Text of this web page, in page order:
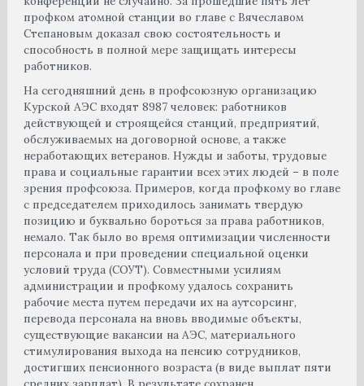
профком атомной станции во главе с Вячеславом
Степановым доказал свою состоятельность и
способность в полной мере защищать интересы
работников.
На сегодняшний день в профсоюзную организацию
Курской АЭС входят 8987 человек: работников
действующей и строящейся станций, предприятий,
обслуживаемых на договорной основе, а также
неработающих ветеранов. Нужды и заботы, трудовые
права и социальные гарантии всех этих людей – в поле
зрения профсоюза. Примеров, когда профкому во главе
с председателем приходилось занимать твердую
позицию и буквально бороться за права работников,
немало. Так было во время оптимизации численности
персонала и при проведении специальной оценки
условий труда (СОУТ). Совместными усилиям
администрации и профкому удалось сохранить
рабочие места путем передачи их на аутсорсинг,
перевода персонала на вновь вводимые объекты,
существующие вакансии на АЭС, материального
стимулирования выхода на пенсию сотрудников,
достигших пенсионного возраста (в виде выплат пяти